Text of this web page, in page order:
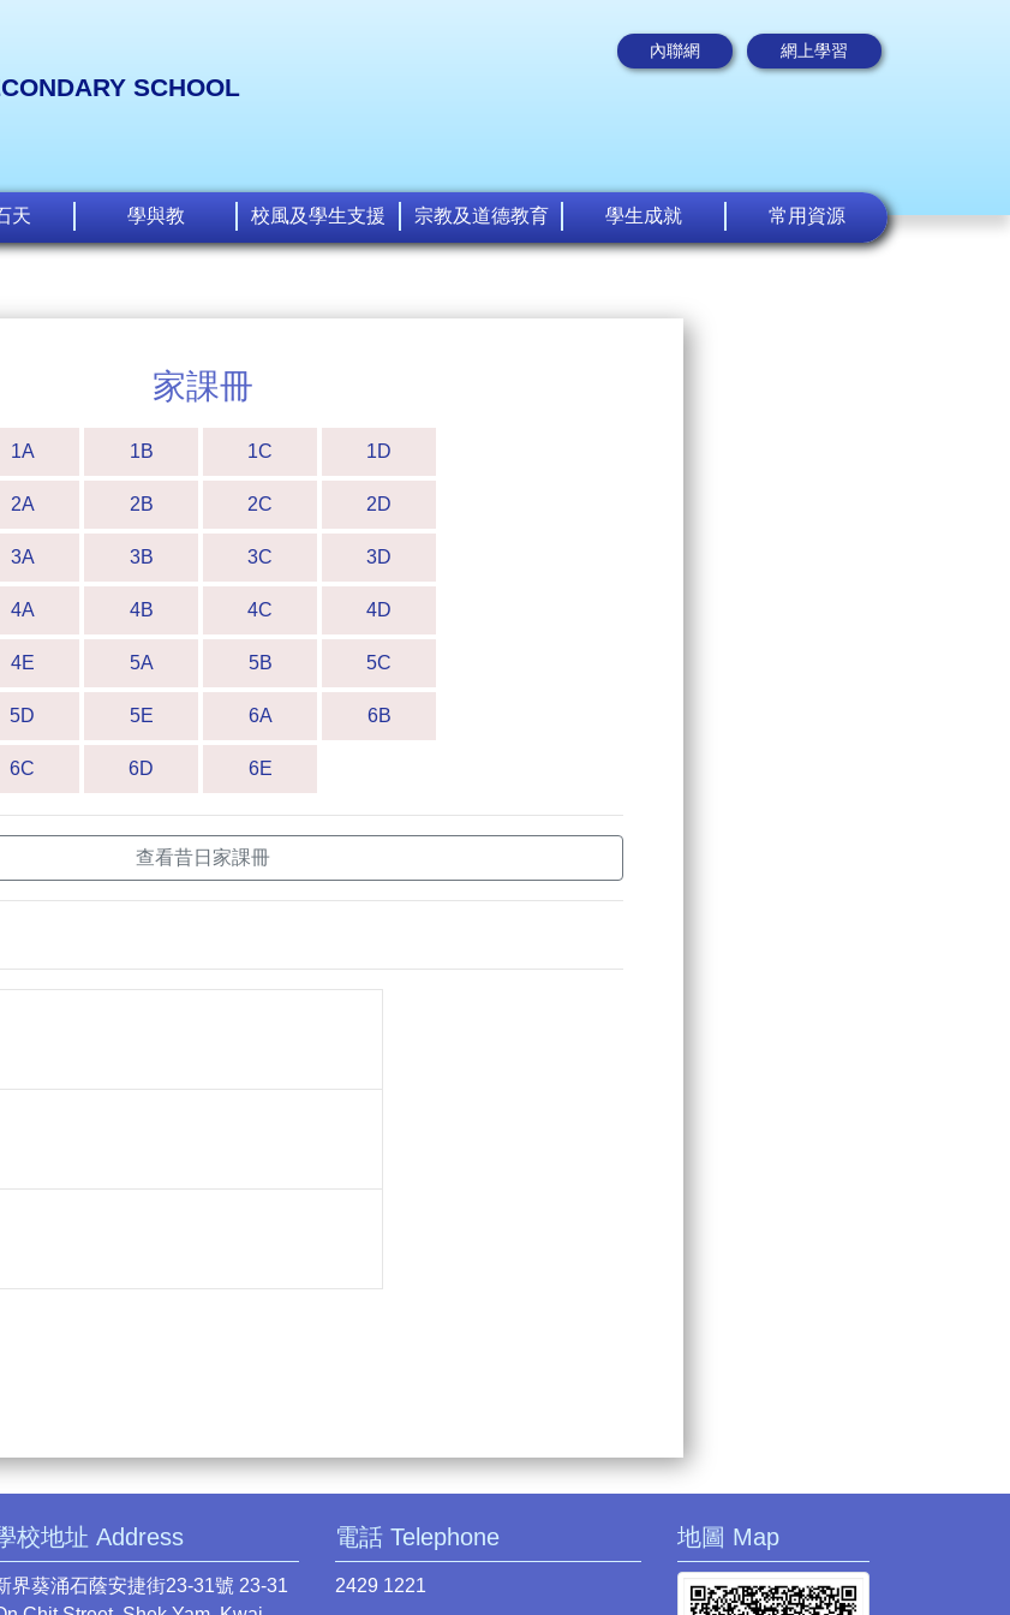
SCHOOL
內聯網 網上學習
天 學與教 校風及學生支援 宗教及道德教育 學生成就 常用資源
家課冊
1A 1B 1C 1D
2A 2B 2C 2D
3A 3B 3C 3D
4A 4B 4C 4D
4E 5A 5B 5C
5D 5E 6A 6B
6C 6D 6E
查看昔日家課冊
校地址 Address
界葵涌石蔭安捷街23-31號 23-31
電話 Telephone
2429 1221
地圖 Map